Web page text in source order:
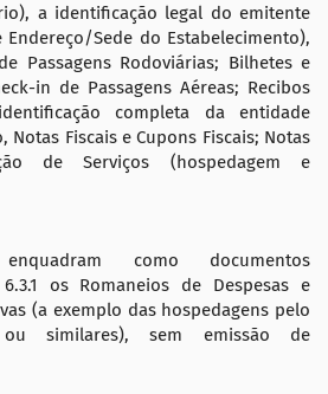
a identificação legal do emitente
Endereço/Sede do Estabelecimento),
Passagens Rodoviárias; Bilhetes e
in de Passagens Aéreas; Recibos
completa da entidade
Fiscais e Cupons Fiscais; Notas
de Serviços (hospedagem e
como documentos
os Romaneios de Despesas e
(a exemplo das hospedagens pelo
similares), sem emissão de